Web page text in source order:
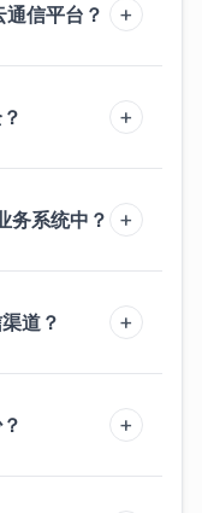
信平台？ +
+
务系统中？ +
道？ +
+